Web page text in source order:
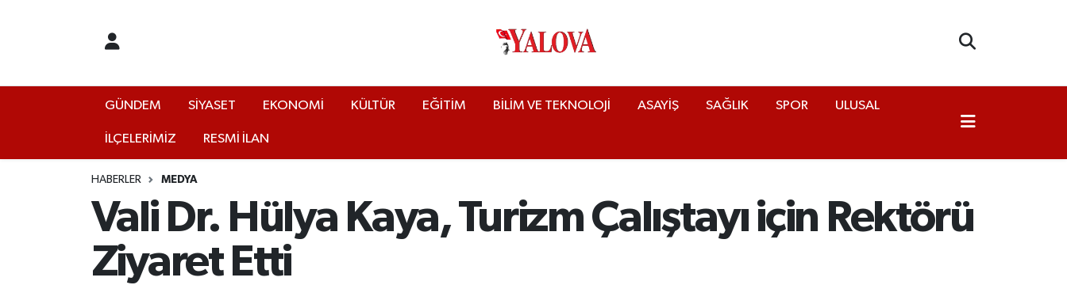
GÜNDEM SİYASET EKONOMİ KÜLTÜR EĞİTİM BİLİM VE TEKNOLOJİ ASAYİŞ SAĞLIK SPOR ULUSAL
İLÇELERİMİZ RESMİ İLAN
HABERLER MEDYA
Vali Dr. Hülya Kaya, Turizm Çalıştayı için Rektörü
Ziyaret Etti
EKONOMİ
KÜLTÜR
BİLİM VE TEKNOLOJİ
Yalova Hava Durumu
Yalova Namaz Vakitleri
Yalova Trafik Yoğunluk Haritası
Puan Durumu ve Fikstür
Tüm Manşetler